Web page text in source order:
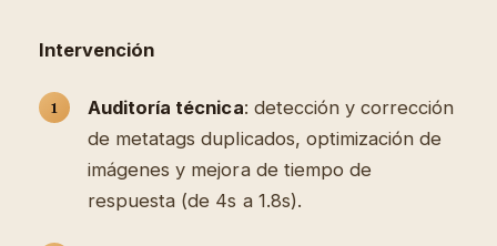
Intervención
Auditoría técnica: detección y corrección
de metatags duplicados, optimización de
imágenes y mejora de tiempo de
respuesta (de 4s a 1.8s).